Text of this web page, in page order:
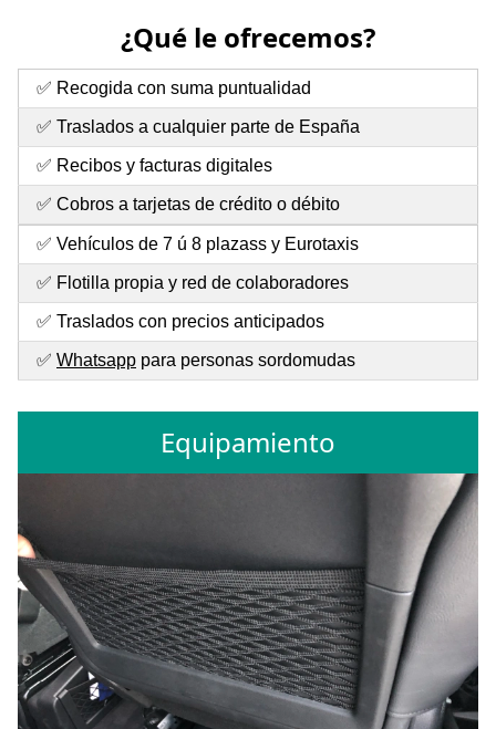
¿Qué le ofrecemos?
✅ Recogida con suma puntualidad
✅ Traslados a cualquier parte de España
✅ Recibos y facturas digitales
✅ Cobros a tarjetas de crédito o débito
✅ Vehículos de 7 ú 8 plazass y Eurotaxis
✅ Flotilla propia y red de colaboradores
✅ Traslados con precios anticipados
✅ Whatsapp para personas sordomudas
Equipamiento